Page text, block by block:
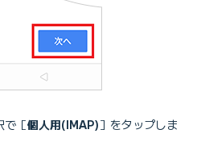
で［個人用(IMAP)］をタップしま